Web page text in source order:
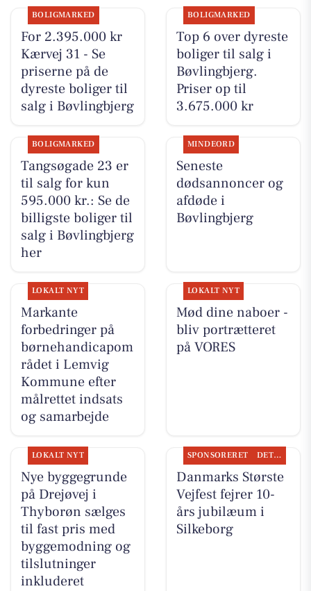
BOLIGMARKED
For 2.395.000 kr
Kærvej 31 - Se
priserne på de
dyreste boliger til
salg i Bøvlingbjerg
BOLIGMARKED
Top 6 over dyreste
boliger til salg i
Bøvlingbjerg.
Priser op til
3.675.000 kr
BOLIGMARKED
Tangsøgade 23 er
til salg for kun
595.000 kr.: Se de
billigste boliger til
salg i Bøvlingbjerg
her
MINDEORD
Seneste
dødsannoncer og
afdøde i
Bøvlingbjerg
LOKALT NYT
Markante
forbedringer på
børnehandicapom
rådet i Lemvig
Kommune efter
målrettet indsats
og samarbejde
LOKALT NYT
Mød dine naboer -
bliv portrætteret
på VORES
LOKALT NYT
Nye byggegrunde
på Drejøvej i
Thyborøn sælges
til fast pris med
byggemodning og
tilslutninger
inkluderet
SPONSORERET DET SKER
Danmarks Største
Vejfest fejrer 10-
års jubilæum i
Silkeborg